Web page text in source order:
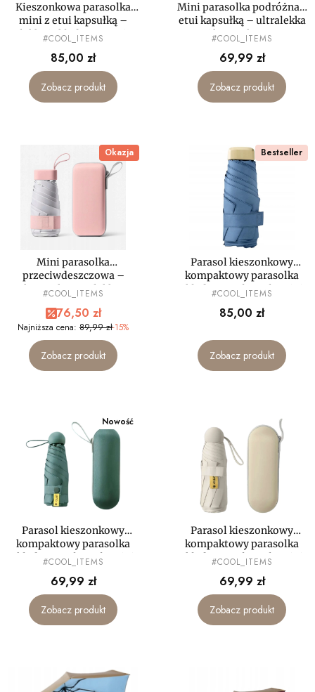
Kieszonkowa parasolka
mini z etui kapsułką –
lekka i składana z etui
PRODUCENT
#COOL_ITEMS
Cena
85,00 zł
Zobacz produkt
Mini parasolka podróżna z
etui kapsułką – ultralekka
i kompaktowa
PRODUCENT
#COOL_ITEMS
Cena
69,99 zł
Zobacz produkt
Okazja
Mini parasolka
przeciwdeszczowa –
kompaktowa, lekka,
składana
PRODUCENT
#COOL_ITEMS
Cena promocyjna
76,50 zł
Najniższa cena: 89,99 zł-15%
Zobacz produkt
Bestseller
Parasol kieszonkowy
kompaktowy parasolka
składana mała mały mini
etui LEKKA
PRODUCENT
#COOL_ITEMS
Cena
85,00 zł
Zobacz produkt
Nowość
Parasol kieszonkowy
kompaktowy parasolka
składana mała mały mini
etui LEKKA
PRODUCENT
#COOL_ITEMS
Cena
69,99 zł
Zobacz produkt
Parasol kieszonkowy
kompaktowy parasolka
składana mała mały mini
etui LEKKA
PRODUCENT
#COOL_ITEMS
Cena
69,99 zł
Zobacz produkt